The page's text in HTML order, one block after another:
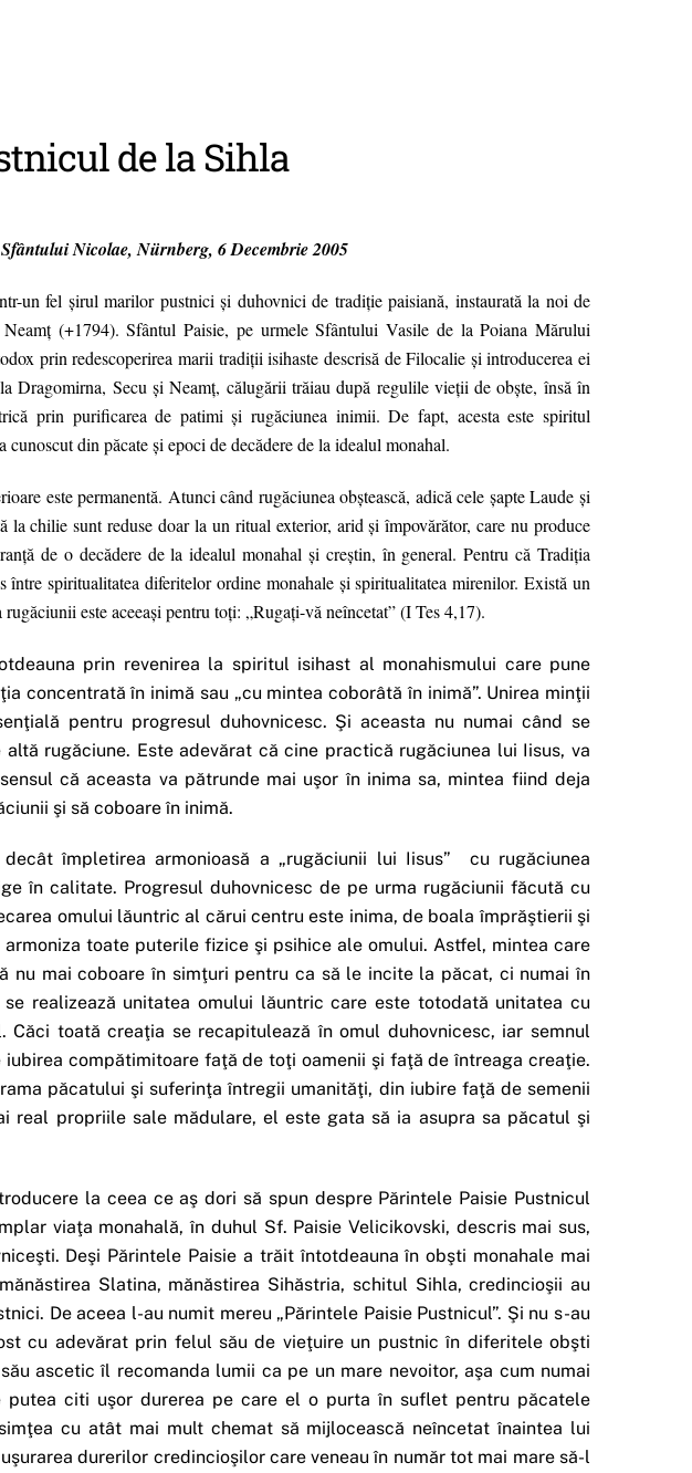
de la Sihla
Nicolae, Nürnberg, 6 Decembrie 2005
un fel şirul marilor pustnici şi duhovnici de tradiţie paisiană, instaurată la noi de
(+1794). Sfântul Paisie, pe urmele Sfântului Vasile de la Poiana Mărului
prin redescoperirea marii tradiţii isihaste descrisă de Filocalie şi introducerea ei
Dragomirna, Secu şi Neamţ, călugării trăiau după regulile vieţii de obşte, însă în
prin purificarea de patimi şi rugăciunea inimii. De fapt, acesta este spiritul
din păcate şi epoci de decădere de la idealul monahal.
este permanentă. Atunci când rugăciunea obştească, adică cele şapte Laude şi
la chilie sunt reduse doar la un ritual exterior, arid şi împovărător, care nu produce
de o decădere de la idealul monahal şi creştin, în general. Pentru că Tradiţia
spiritualitatea diferitelor ordine monahale şi spiritualitatea mirenilor. Există un
este aceeaşi pentru toţi: „Rugaţi-vă neîncetat” (I Tes 4,17).
prin revenirea la spiritul isihast al monahismului care pune
concentrată în inimă sau „cu mintea coborâtă în inimă”. Unirea minţii
pentru progresul duhovnicesc. Şi aceasta nu numai când se
rugăciune. Este adevărat că cine practică rugăciunea lui Iisus, va
că aceasta va pătrunde mai uşor în inima sa, mintea fiind deja
şi să coboare în inimă.
împletirea armonioasă a „rugăciunii lui Iisus” cu rugăciunea
în calitate. Progresul duhovnicesc de pe urma rugăciunii făcută cu
omului lăuntric al cărui centru este inima, de boala împrăştierii şi
toate puterile fizice şi psihice ale omului. Astfel, mintea care
nu mai coboare în simţuri pentru ca să le incite la păcat, ci numai în
realizează unitatea omului lăuntric care este totodată unitatea cu
toată creaţia se recapitulează în omul duhovnicesc, iar semnul
compătimitoare faţă de toţi oamenii şi faţă de întreaga creaţie.
păcatului şi suferinţa întregii umanităţi, din iubire faţă de semenii
real propriile sale mădulare, el este gata să ia asupra sa păcatul şi
la ceea ce aş dori să spun despre Părintele Paisie Pustnicul
viaţa monahală, în duhul Sf. Paisie Velicikovski, descris mai sus,
Deşi Părintele Paisie a trăit întotdeauna în obşti monahale mai
Slatina, mănăstirea Sihăstria, schitul Sihla, credincioşii au
De aceea l-au numit mereu „Părintele Paisie Pustnicul”. Şi nu s-au
cu adevărat prin felul său de vieţuire un pustnic în diferitele obşti
ascetic îl recomanda lumii ca pe un mare nevoitor, aşa cum numai
putea citi uşor durerea pe care el o purta în suflet pentru păcatele
cu atât mai mult chemat să mijlocească neîncetat înaintea lui
durerilor credincioşilor care veneau în număr tot mai mare să-l